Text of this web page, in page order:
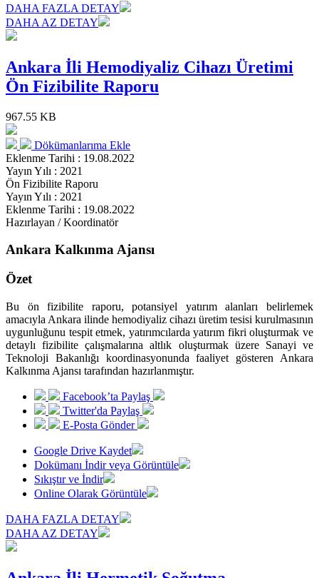
DAHA FAZLA DETAY
DAHA AZ DETAY
Ankara İli Hemodiyaliz Cihazı Üretimi
Ön Fizibilite Raporu
967.55 KB
Dökümanlarıma Ekle
Eklenme Tarihi : 19.08.2022
Yayın Yılı : 2021
Ön Fizibilite Raporu
Yayın Yılı : 2021
Eklenme Tarihi : 19.08.2022
Hazırlayan / Koordinatör
Ankara Kalkınma Ajansı
Özet
Bu ön fizibilite raporu, potansiyel yatırım alanları belirlemek
amacıyla Ankara ilinde hemodiyaliz cihazı üretim tesisi kurulmasının
uygunluğunu tespit etmek, yatırımcılarda yatırım fikri oluşturmak ve
detaylı fizibilite çalışmalarına altlık oluşturmak üzere Sanayi ve
Teknoloji Bakanlığı koordinasyonunda faaliyet gösteren Ankara
Kalkınma Ajansı tarafından hazırlanmıştır.
Facebook’ta Paylaş
Twitter'da Paylaş
E-Posta Gönder
Google Drive Kaydet
Dokümanı İndir veya Görüntüle
Sıkıştır ve İndir
Online Olarak Görüntüle
DAHA FAZLA DETAY
DAHA AZ DETAY